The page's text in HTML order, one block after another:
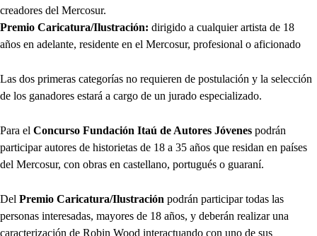
creadores del Mercosur.
Premio Caricatura/Ilustración: dirigido a cualquier artista de 18
años en adelante, residente en el Mercosur, profesional o aficionado
Las dos primeras categorías no requieren de postulación y la selección
de los ganadores estará a cargo de un jurado especializado.
Para el Concurso Fundación Itaú de Autores Jóvenes podrán
participar autores de historietas de 18 a 35 años que residan en países
del Mercosur, con obras en castellano, portugués o guaraní.
Del Premio Caricatura/Ilustración podrán participar todas las
personas interesadas, mayores de 18 años, y deberán realizar una
caracterización de Robin Wood interactuando con uno de sus